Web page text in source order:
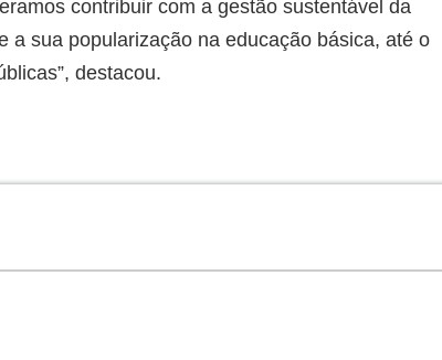
contribuir com a gestão sustentável da
a sua popularização na educação básica, até o
destacou.